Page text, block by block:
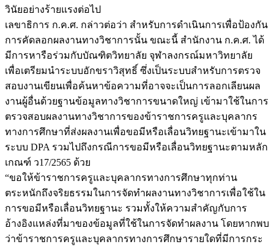
วินัยอย่างร้ายแรงต่อไป
เลขาธิการ ก.ค.ศ. กล่าวต่อว่า สำหรับการดำเนินการเพื่อป้องกัน
การคัดลอกผลงานทางวิชาการนั้น ขณะนี้ สำนักงาน ก.ค.ศ. ได้
มีการหารือร่วมกับบัณฑิตวิทยาลัย จุฬาลงกรณ์มหาวิทยาลัย
เพื่อเตรียมนำระบบอักขราวิสุทธิ์ ซึ่งเป็นระบบสำหรับการตรวจ
สอบงานเขียนเพื่อค้นหาข้อความที่อาจจะเป็นการลอกเลียนผล
งานผู้อื่นด้วยฐานข้อมูลทางวิชาการขนาดใหญ่ เข้ามาใช้ในการ
ตรวจสอบผลงานทางวิชาการของข้าราชการครูและบุคลากร
ทางการศึกษาที่ส่งผลงานเพื่อขอมีหรือเลื่อนวิทยฐานะเข้ามาใน
ระบบ DPA รวมไปถึงกรณีการขอมีหรือเลื่อนวิทยฐานะตามหลัก
เกณฑ์ ว17/2565 ด้วย
“ขอให้ข้าราชการครูและบุคลากรทางการศึกษาทุกท่าน
ตระหนักถึงจริยธรรมในการจัดทำผลงานทางวิชาการเพื่อใช้ใน
การขอมีหรือเลื่อนวิทยฐานะ รวมทั้งให้ความสำคัญกับการ
อ้างอิงแหล่งที่มาของข้อมูลที่ใช้ในการจัดทำผลงาน โดยหากพบ
ว่าข้าราชการครูและบุคลากรทางการศึกษารายใดที่มีการกระ